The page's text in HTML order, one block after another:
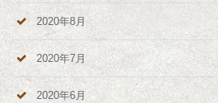
2020年8月
2020年7月
2020年6月